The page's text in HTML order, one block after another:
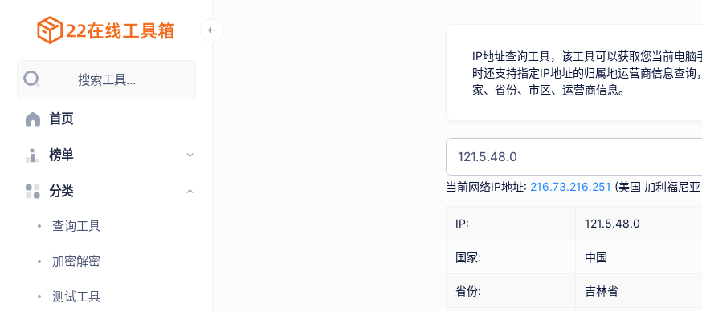
搜索工具...
首页
榜单
分类
查询工具
加密解密
测试工具
IP地址查询工具，该工具可以获取您当前电脑
时还支持指定IP地址的归属地运营商信息查询
家、省份、市区、运营商信息。
当前网络IP地址: 216.73.216.251 (美国 加利福尼
IP: 121.5.48.0
国家: 中国
省份: 吉林省